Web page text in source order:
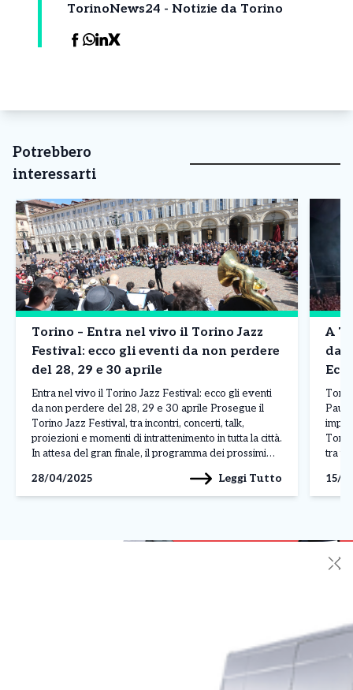
TorinoNews24 - Notizie da Torino
Potrebbero
interessarti
Torino – Entra nel vivo il Torino Jazz
Festival: ecco gli eventi da non perdere
del 28, 29 e 30 aprile
Entra nel vivo il Torino Jazz Festival: ecco gli eventi
da non perdere del 28, 29 e 30 aprile Prosegue il
Torino Jazz Festival, tra incontri, concerti, talk,
proiezioni e momenti di intrattenimento in tutta la città.
In attesa del gran finale, il programma dei prossimi
originali, ospiti […]
28/04/2025 Leggi Tutto
A
dai
tra
15/
✕